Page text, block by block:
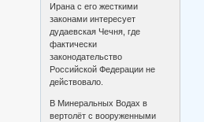
Ирана с его жесткими
законами интересует
дудаевская Чечня, где
фактически
законодательство
Российской Федерации не
действовало.
В Минеральных Водах в
вертолёт с вооруженными